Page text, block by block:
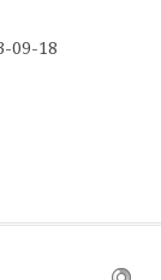
09-18